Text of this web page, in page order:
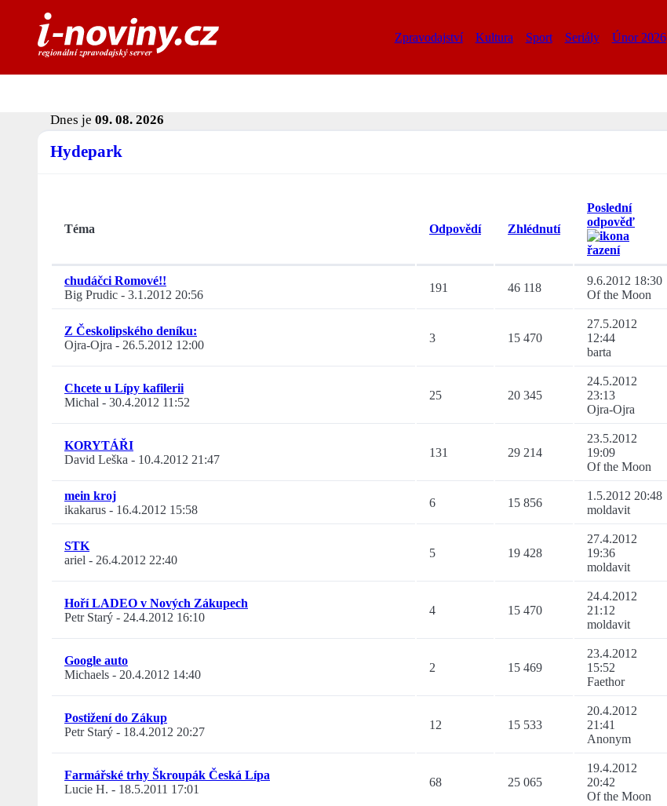
Zpravodajství Kultura Sport Seriály Únor 2026
Dnes je 09. 08. 2026
Hydepark
Téma Odpovědí Zhlédnutí
Poslední
odpověď
chudáčci Romové!!
Big Prudic - 3.1.2012 20:56
191 46 118
9.6.2012 18:30
Of the Moon
Z Českolipského deníku:
Ojra-Ojra - 26.5.2012 12:00
3 15 470
27.5.2012
12:44
barta
Chcete u Lípy kafilerii
Michal - 30.4.2012 11:52
25 20 345
24.5.2012
23:13
Ojra-Ojra
KORYTÁŘI
David Leška - 10.4.2012 21:47
131 29 214
23.5.2012
19:09
Of the Moon
mein kroj
ikakarus - 16.4.2012 15:58
6 15 856
1.5.2012 20:48
moldavit
STK
ariel - 26.4.2012 22:40
5 19 428
27.4.2012
19:36
moldavit
Hoří LADEO v Nových Zákupech
Petr Starý - 24.4.2012 16:10
4 15 470
24.4.2012
21:12
moldavit
Google auto
Michaels - 20.4.2012 14:40
2 15 469
23.4.2012
15:52
Faethor
Postižení do Zákup
Petr Starý - 18.4.2012 20:27
12 15 533
20.4.2012
21:41
Anonym
Farmářské trhy Škroupák Česká Lípa
Lucie H. - 18.5.2011 17:01
68 25 065
19.4.2012
20:42
Of the Moon